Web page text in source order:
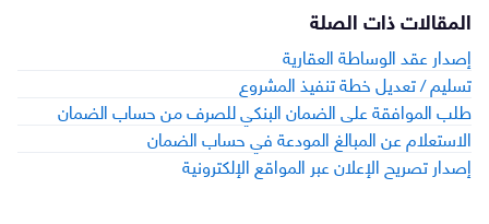
المقالات ذات الصلة
إصدار عقد الوساطة العقارية
تسليم / تعديل خطة تنفيذ المشروع
طلب الموافقة على الضمان البنكي للصرف من حساب الضمان
الاستعلام عن المبالغ المودعة في حساب الضمان
إصدار تصريح الإعلان عبر المواقع الإلكترونية